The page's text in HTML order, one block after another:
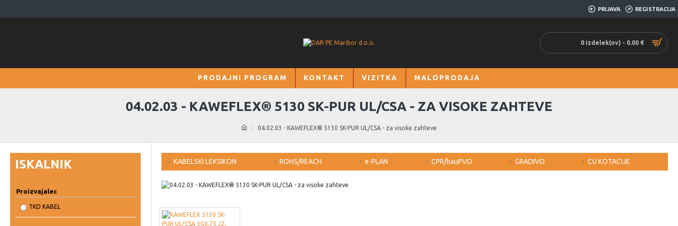
PRIJAVA REGISTRACIJA
0 izdelek(ov) - 0.00 €
PRODAJNI PROGRAM KONTAKT VIZITKA MALOPRODAJA
04.02.03 - KAWEFLEX® 5130 SK-PUR UL/CSA - za visoke zahteve
04.02.03 - KAWEFLEX® 5130 SK-PUR UL/CSA - ZA VISOKE ZAHTEVE
ISKALNIK
Proizvajalec
TKD KABEL
KABELSKI LEKSIKON ROHS/REACH e-PLAN CPR/bauPVO GRADIVO CU KOTACIJE